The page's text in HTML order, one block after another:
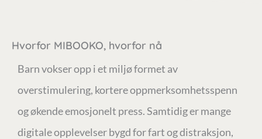
Hvorfor MIBOOKO, hvorfor nå
Barn vokser opp i et miljø formet av
overstimulering, kortere oppmerksomhetsspenn
og økende emosjonelt press. Samtidig er mange
digitale opplevelser bygd for fart og distraksjon,